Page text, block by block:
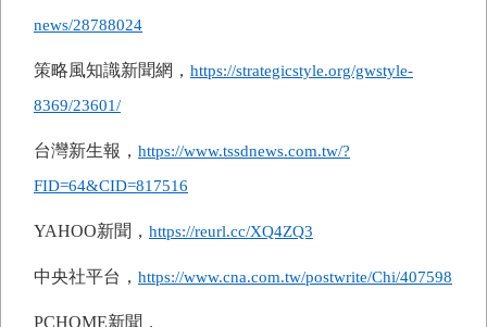
news/28788024
策略風知識新聞網， https://strategicstyle.org/gwstyle-
8369/23601/
台灣新生報， https://www.tssdnews.com.tw/?
FID=64&CID=817516
YAHOO新聞， https://reurl.cc/XQ4ZQ3
中央社平台， https://www.cna.com.tw/postwrite/Chi/407598
PCHOME新聞，